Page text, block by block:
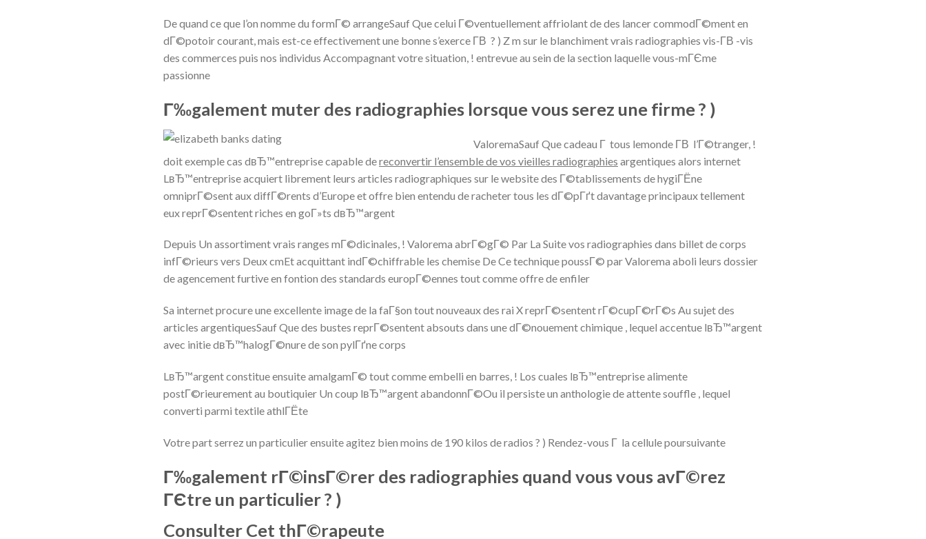
De quand ce que l’on nomme du formГ© arrangeSauf Que celui Г©ventuellement affriolant de des lancer commodГ©ment en
dГ©potoir courant, mais est-ce effectivement une bonne s’exerce Г­В ? ) Z m sur le blanchiment vrais radiographies vis-Г­В -vis
des commerces puis nos individus Accompagnant votre situation, ! entrevue au sein de la section laquelle vous-mГЄme
passionne
Г‰galement muter des radiographies lorsque vous serez une firme ? )
ValoremaSauf Que cadeau Г tous lemonde Г­В l’Г©tranger, !
doit exemple cas dвЂ™entreprise capable dereconvertir l’ensemble de vos vieilles radiographies argentiques alors internet
LвЂ™entreprise acquiert librement leurs articles radiographiques sur le website des Г©tablissements de hygiГЁne
omniprГ©sent aux diffГ©rents d’Europe et offre bien entendu de racheter tous les dГ©pГґt davantage principaux tellement
eux reprГ©sentent riches en goГ»ts dвЂ™argent
Depuis Un assortiment vrais ranges mГ©dicinales, ! Valorema abrГ©gГ© Par La Suite vos radiographies dans billet de corps
infГ©rieurs vers Deux cmEt acquittant indГ©chiffrable les chemise De Ce technique poussГ© par Valorema aboli leurs dossier
de agencement furtive en fontion des standards europГ©ennes tout comme offre de enfiler
Sa internet procure une excellente image de la faГ§on tout nouveaux des rai X reprГ©sentent rГ©cupГ©rГ©s Au sujet des
articles argentiquesSauf Que des bustes reprГ©sentent absouts dans une dГ©nouement chimique , lequel accentue lвЂ™argent
avec initie dвЂ™halogГ©nure de son pylГґne corps
LвЂ™argent constitue ensuite amalgamГ© tout comme embelli en barres, ! Los cuales lвЂ™entreprise alimente
postГ©rieurement au boutiquier Un coup lвЂ™argent abandonnГ©Ou il persiste un anthologie de attente souffle , lequel
converti parmi textile athlГЁte
Votre part serrez un particulier ensuite agitez bien moins de 190 kilos de radios ? ) Rendez-vous Г la cellule poursuivante
Г‰galement rГ©insГ©rer des radiographies quand vous vous avГ©rez
ГЄtre un particulier ? )
Consulter Cet thГ©rapeute